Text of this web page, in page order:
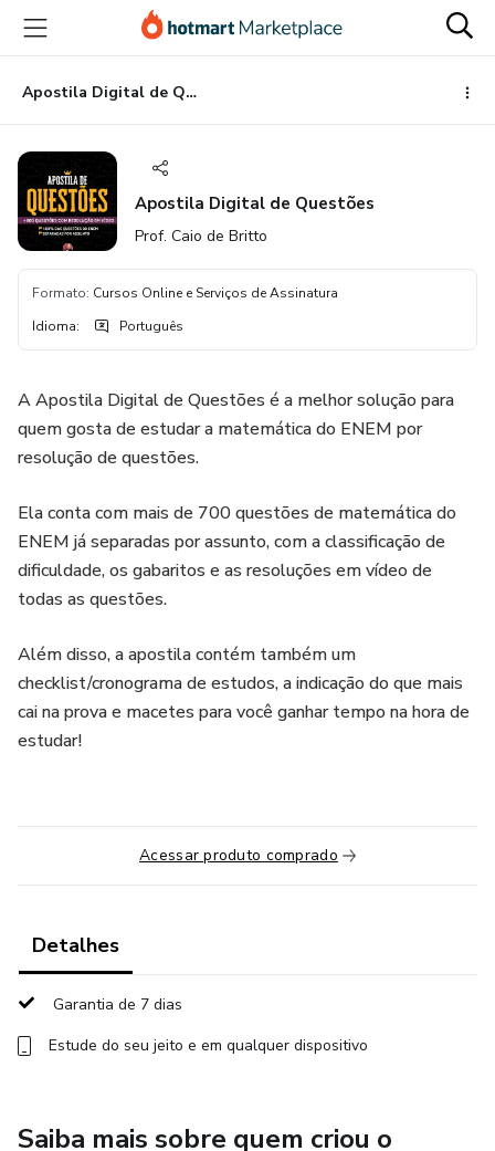
para
conteúdo
principal
para
pagamento
para
rodapé
Apostila Digital de Questões
Apostila Digital de Questões
Prof. Caio de Britto
Formato: Cursos Online e Serviços de Assinatura
Idioma: Português
A Apostila Digital de Questões é a melhor solução para
quem gosta de estudar a matemática do ENEM por
resolução de questões.
Ela conta com mais de 700 questões de matemática do
ENEM já separadas por assunto, com a classificação de
dificuldade, os gabaritos e as resoluções em vídeo de
todas as questões.
Além disso, a apostila contém também um
checklist/cronograma de estudos, a indicação do que mais
cai na prova e macetes para você ganhar tempo na hora de
estudar!
Acessar produto comprado
Detalhes
Garantia de 7 dias
Estude do seu jeito e em qualquer dispositivo
Saiba mais sobre quem criou o